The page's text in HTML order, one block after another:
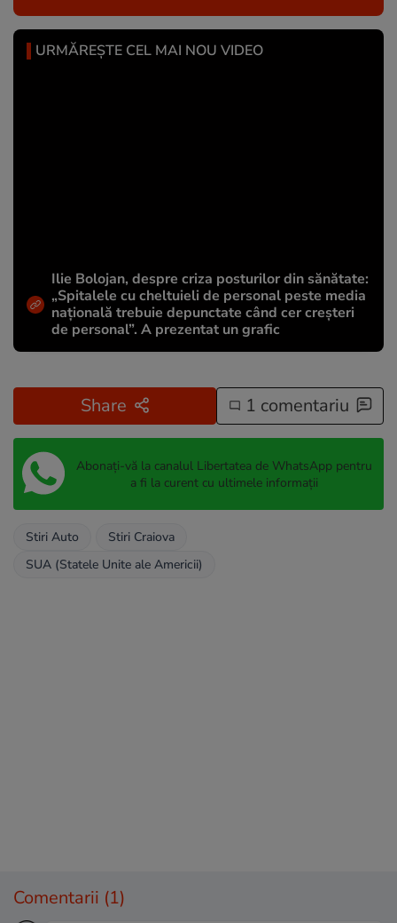
URMĂREȘTE CEL MAI NOU VIDEO
Ilie Bolojan, despre criza posturilor din sănătate:
„Spitalele cu cheltuieli de personal peste media
națională trebuie depunctate când cer creșteri
de personal”. A prezentat un grafic
Share 1 comentariu
Abonați-vă la canalul Libertatea de WhatsApp pentru
a fi la curent cu ultimele informații
Stiri Auto
Stiri Craiova
SUA (Statele Unite ale Americii)
Comentarii (1)